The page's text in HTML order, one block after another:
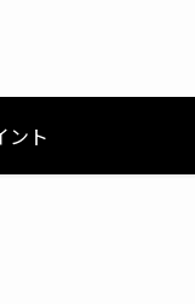
ント